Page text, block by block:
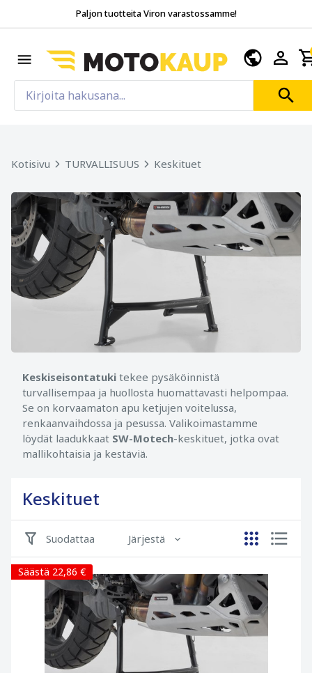
Paljon tuotteita Viron varastossamme!
Kotisivu TURVALLISUUS Keskituet
Keskiseisontatuki tekee pysäköinnistä
turvallisempaa ja huollosta huomattavasti helpompaa.
Se on korvaamaton apu ketjujen voitelussa,
renkaanvaihdossa ja pesussa. Valikoimastamme
löydät laadukkaat SW-Motech-keskituet, jotka ovat
mallikohtaisia ja kestäviä.
Keskituet
Suodattaa Järjestä
Säästä 22,86 €